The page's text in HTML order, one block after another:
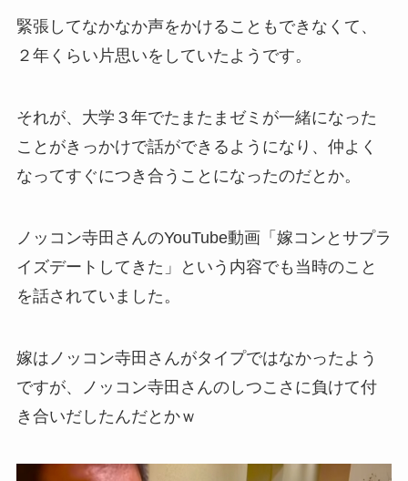
緊張してなかなか声をかけることもできなくて、
２年くらい片思いをしていたようです。
それが、大学３年でたまたまゼミが一緒になった
ことがきっかけで話ができるようになり、仲よく
なってすぐにつき合うことになったのだとか。
ノッコン寺田さんのYouTube動画「嫁コンとサプラ
イズデートしてきた」という内容でも当時のこと
を話されていました。
嫁はノッコン寺田さんがタイプではなかったよう
ですが、ノッコン寺田さんのしつこさに負けて付
き合いだしたんだとかｗ